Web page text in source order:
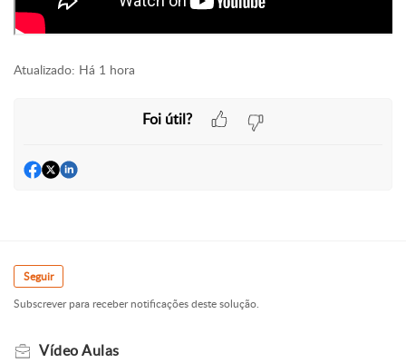
Atualizado: Há 1 hora
Foi útil?
Seguir
Subscrever para receber notificações deste solução.
Vídeo Aulas